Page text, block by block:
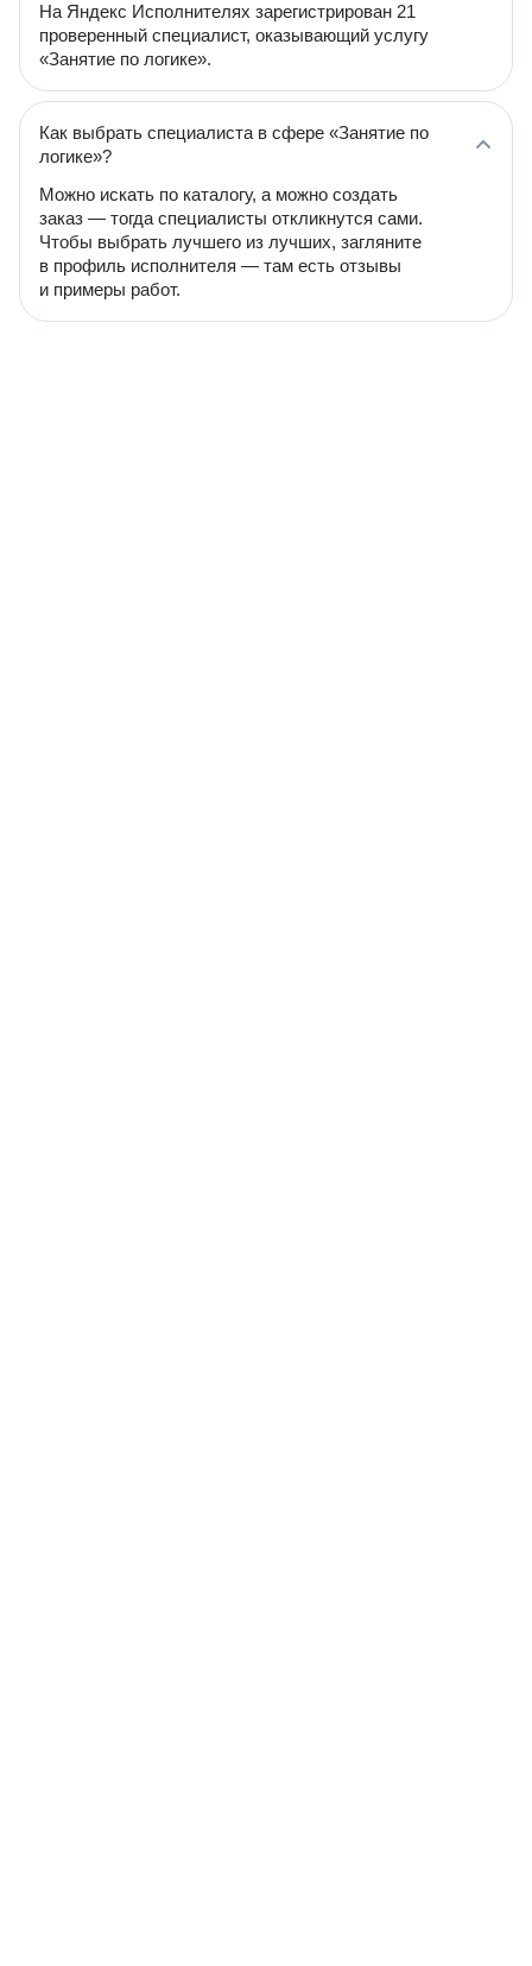
На Яндекс Исполнителях зарегистрирован 21
проверенный специалист, оказывающий услугу
«Занятие по логике».
Как выбрать специалиста в сфере «Занятие по
логике»?
Можно искать по каталогу, а можно создать
заказ — тогда специалисты откликнутся сами.
Чтобы выбрать лучшего из лучших, загляните
в профиль исполнителя — там есть отзывы
и примеры работ.